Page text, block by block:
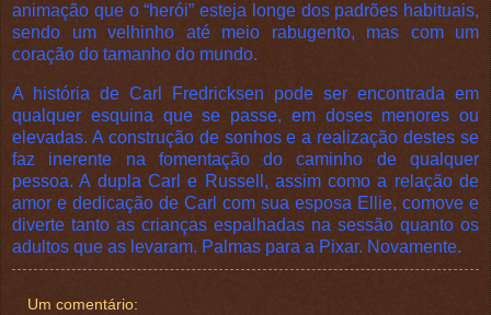
animação que o “herói” esteja longe dos padrões habituais,
sendo um velhinho até meio rabugento, mas com um
coração do tamanho do mundo.
A história de Carl Fredricksen pode ser encontrada em
qualquer esquina que se passe, em doses menores ou
elevadas. A construção de sonhos e a realização destes se
faz inerente na fomentação do caminho de qualquer
pessoa. A dupla Carl e Russell, assim como a relação de
amor e dedicação de Carl com sua esposa Ellie, comove e
diverte tanto as crianças espalhadas na sessão quanto os
adultos que as levaram. Palmas para a Pixar. Novamente.
Um comentário: